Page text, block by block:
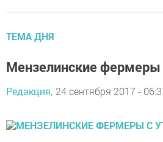
ТЕМА ДНЯ
Мензелинские фермеры
Редакция, 24 сентября 2017 -